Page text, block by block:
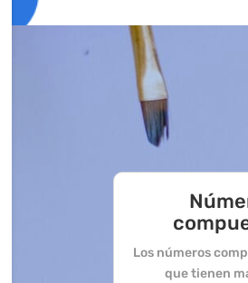
Los números
que tienen